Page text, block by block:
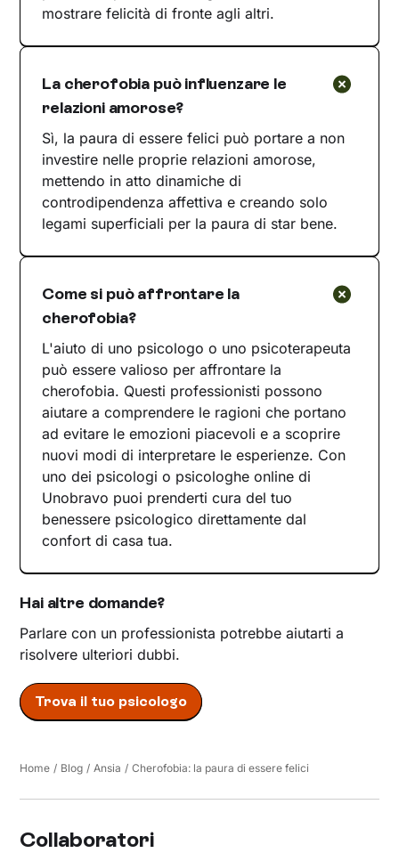
mostrare felicità di fronte agli altri.
La cherofobia può influenzare le
relazioni amorose?
Sì, la paura di essere felici può portare a non
investire nelle proprie relazioni amorose,
mettendo in atto dinamiche di
controdipendenza affettiva e creando solo
legami superficiali per la paura di star bene.
Come si può affrontare la
cherofobia?
L'aiuto di uno psicologo o uno psicoterapeuta
può essere valioso per affrontare la
cherofobia. Questi professionisti possono
aiutare a comprendere le ragioni che portano
ad evitare le emozioni piacevoli e a scoprire
nuovi modi di interpretare le esperienze. Con
uno dei psicologi o psicologhe online di
Unobravo puoi prenderti cura del tuo
benessere psicologico direttamente dal
confort di casa tua.
Hai altre domande?
Parlare con un professionista potrebbe aiutarti a
risolvere ulteriori dubbi.
Trova il tuo psicologo
Home / Blog / Ansia / Cherofobia: la paura di essere felici
Collaboratori